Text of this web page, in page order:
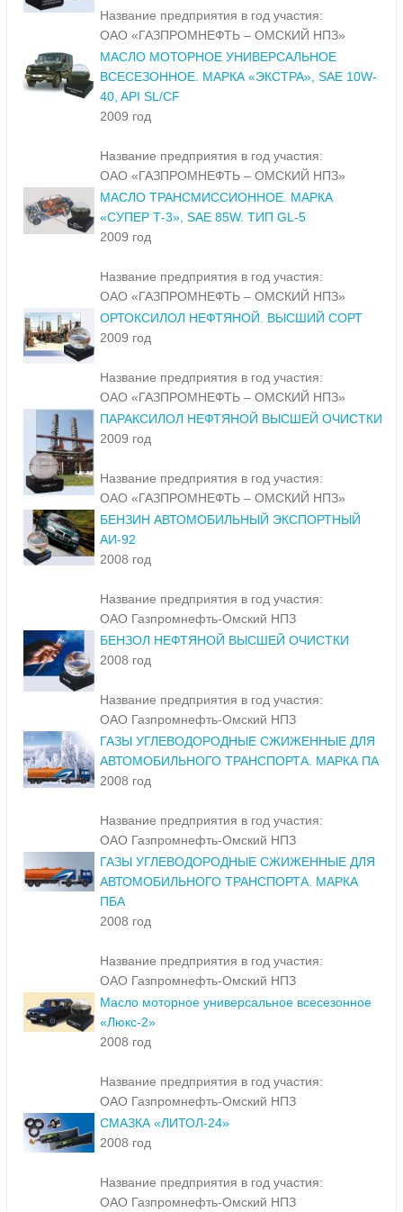
Название предприятия в год участия:
ОАО «ГАЗПРОМНЕФТЬ – ОМСКИЙ НПЗ»
МАСЛО МОТОРНОЕ УНИВЕРСАЛЬНОЕ
ВСЕСЕЗОННОЕ. МАРКА «ЭКСТРА», SAE 10W-
40, API SL/CF
2009 год
Название предприятия в год участия:
ОАО «ГАЗПРОМНЕФТЬ – ОМСКИЙ НПЗ»
МАСЛО ТРАНСМИССИОННОЕ. МАРКА
«СУПЕР Т-3», SAE 85W. ТИП GL-5
2009 год
Название предприятия в год участия:
ОАО «ГАЗПРОМНЕФТЬ – ОМСКИЙ НПЗ»
ОРТОКСИЛОЛ НЕФТЯНОЙ. ВЫСШИЙ СОРТ
2009 год
Название предприятия в год участия:
ОАО «ГАЗПРОМНЕФТЬ – ОМСКИЙ НПЗ»
ПАРАКСИЛОЛ НЕФТЯНОЙ ВЫСШЕЙ ОЧИСТКИ
2009 год
Название предприятия в год участия:
ОАО «ГАЗПРОМНЕФТЬ – ОМСКИЙ НПЗ»
БЕНЗИН АВТОМОБИЛЬНЫЙ ЭКСПОРТНЫЙ
АИ-92
2008 год
Название предприятия в год участия:
ОАО Газпромнефть-Омский НПЗ
БЕНЗОЛ НЕФТЯНОЙ ВЫСШЕЙ ОЧИСТКИ
2008 год
Название предприятия в год участия:
ОАО Газпромнефть-Омский НПЗ
ГАЗЫ УГЛЕВОДОРОДНЫЕ СЖИЖЕННЫЕ ДЛЯ
АВТОМОБИЛЬНОГО ТРАНСПОРТА. МАРКА ПА
2008 год
Название предприятия в год участия:
ОАО Газпромнефть-Омский НПЗ
ГАЗЫ УГЛЕВОДОРОДНЫЕ СЖИЖЕННЫЕ ДЛЯ
АВТОМОБИЛЬНОГО ТРАНСПОРТА. МАРКА
ПБА
2008 год
Название предприятия в год участия:
ОАО Газпромнефть-Омский НПЗ
Масло моторное универсальное всесезонное
«Люкс-2»
2008 год
Название предприятия в год участия:
ОАО Газпромнефть-Омский НПЗ
СМАЗКА «ЛИТОЛ-24»
2008 год
Название предприятия в год участия:
ОАО Газпромнефть-Омский НПЗ